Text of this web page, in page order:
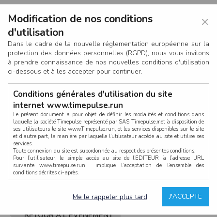
CONNEXION
RETOUR À L'ÉVÈNEMENT
×
Modification de nos conditions
d'utilisation
Dans le cadre de la nouvelle réglementation européenne sur la
protection des données personnelles (RGPD), nous vous invitons
à prendre connaissance de nos nouvelles conditions d'utilisation
ci-dessous et à les accepter pour continuer.
Conditions générales d'utilisation du site
internet www.timepulse.run
Le présent document a pour objet de définir les modalités et conditions dans
laquelle la société Timepulse représenté par SAS Timepulse,met à disposition de
ses utilisateurs le site www.Timepulse.run, et les services disponibles sur le site
et d’autre part, la manière par laquelle l’utilisateur accède au site et utilise ses
services.
Toute connexion au site est subordonnée au respect des présentes conditions.
Pour l’utilisateur, le simple accès au site de l’EDITEUR à l’adresse URL
suivante www.timepulse.run implique l’acceptation de l’ensemble des
conditions décrites ci-après.
La structure générale du site www.timepulse.run, par quelque procédé que ce
soit, sans l'autorisation préalable et par écrit de Fourcherot Mickael et/ou de ses
J'ACCEPTE
Me le rappeler plus tard